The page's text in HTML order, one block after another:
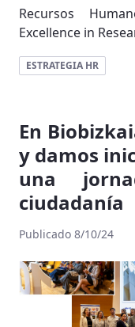
Recursos
Excellence in
ESTRATEGIA HR
En
y damos
una
ciudadanía
Publicado 8/10/24